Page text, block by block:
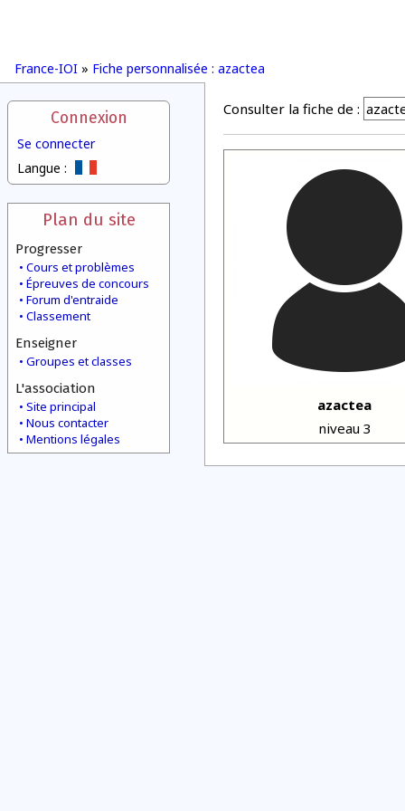
France-IOI » Fiche personnalisée : azactea
Connexion
Se connecter
Langue :
Plan du site
Progresser
Cours et problèmes
Épreuves de concours
Forum d'entraide
Classement
Enseigner
Groupes et classes
L'association
Site principal
Nous contacter
Mentions légales
Consulter la fiche de :
azactea
niveau 3